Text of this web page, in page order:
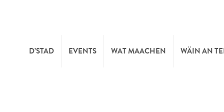
D’STAD EVENTS WAT MAACHEN WÄIN AN